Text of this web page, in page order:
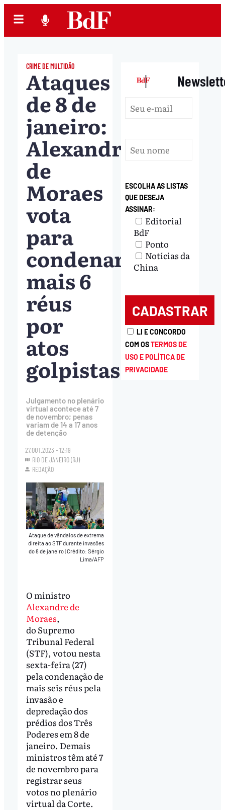
CRIME DE MULTIDÃO
Ataques
de 8 de
janeiro:
Alexandre
de
Moraes
vota
para
condenar
mais 6
réus
por
atos
golpistas
Julgamento no plenário
virtual acontece até 7
de novembro; penas
variam de 14 a 17 anos
de detenção
27.OUT.2023 - 12:19
RIO DE JANEIRO (RJ)
REDAÇÃO
Ataque de vândalos de extrema
direita ao STF durante invasões
do 8 de janeiro Crédito: Sérgio
Lima/AFP
O ministro
Alexandre de
Moraes,
do Supremo
Tribunal Federal
(STF), votou nesta
sexta-feira (27)
pela condenação de
mais seis réus pela
invasão e
depredação dos
prédios dos Três
Poderes em 8 de
janeiro. Demais
ministros têm até 7
de novembro para
registrar seus
votos no plenário
virtual da Corte.
|
ESCOLHA AS LISTAS
QUE DESEJA
ASSINAR:
Editorial
BdF
Ponto
Notícias da
China
LI E CONCORDO
COM OSTERMOS DE
USO E POLÍTICA DE
PRIVACIDADE